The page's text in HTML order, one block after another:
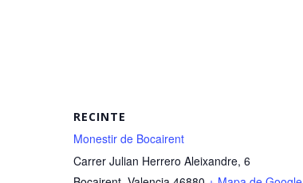
RECINTE
Monestir de Bocairent
Carrer Julian Herrero Aleixandre, 6